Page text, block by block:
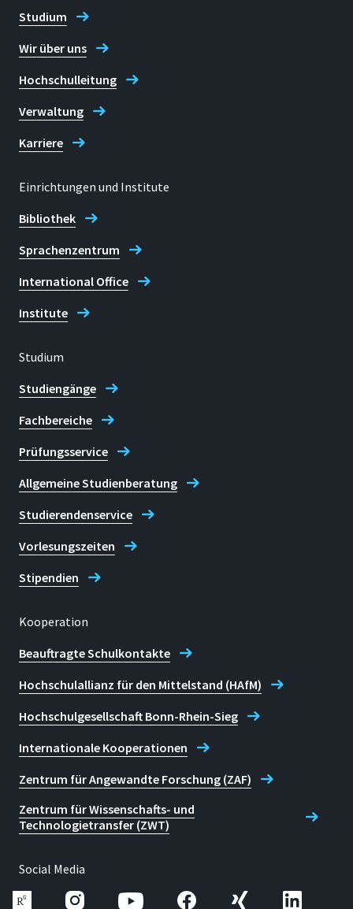
Studium
Wir über uns
Hochschulleitung
Verwaltung
Karriere
Einrichtungen und Institute
Bibliothek
Sprachenzentrum
International Office
Institute
Studium
Studiengänge
Fachbereiche
Prüfungsservice
Allgemeine Studienberatung
Studierendenservice
Vorlesungszeiten
Stipendien
Kooperation
Beauftragte Schulkontakte
Hochschulallianz für den Mittelstand (HAfM)
Hochschulgesellschaft Bonn-Rhein-Sieg
Internationale Kooperationen
Zentrum für Angewandte Forschung (ZAF)
Zentrum für Wissenschafts- und
Technologietransfer (ZWT)
Social Media